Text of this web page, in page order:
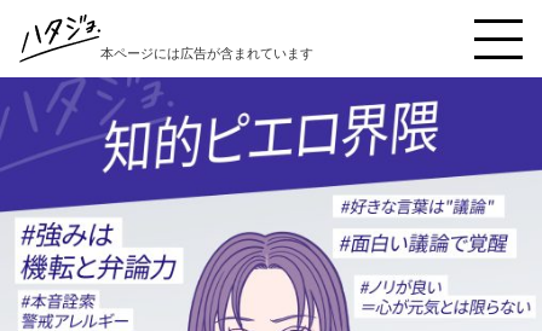
本ページには広告が含まれています
ハタジョ診断を受ける
本音キャンセル界隈
秒で反省界隈
縁の下の繊細女子界隈